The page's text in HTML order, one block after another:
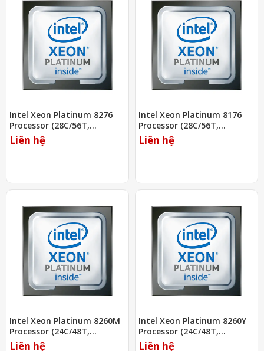
Intel Xeon Platinum 8276
Processor (28C/56T,
2.20Ghz, 38.5MB)
Liên hệ
Intel Xeon Platinum 8176
Processor (28C/56T,
2.10Ghz, 38.5MB)
Liên hệ
Intel Xeon Platinum 8260M
Processor (24C/48T,
2.40Ghz, 35.75MB)
Liên hệ
Intel Xeon Platinum 8260Y
Processor (24C/48T,
2.40Ghz, 35.75MB)
Liên hệ